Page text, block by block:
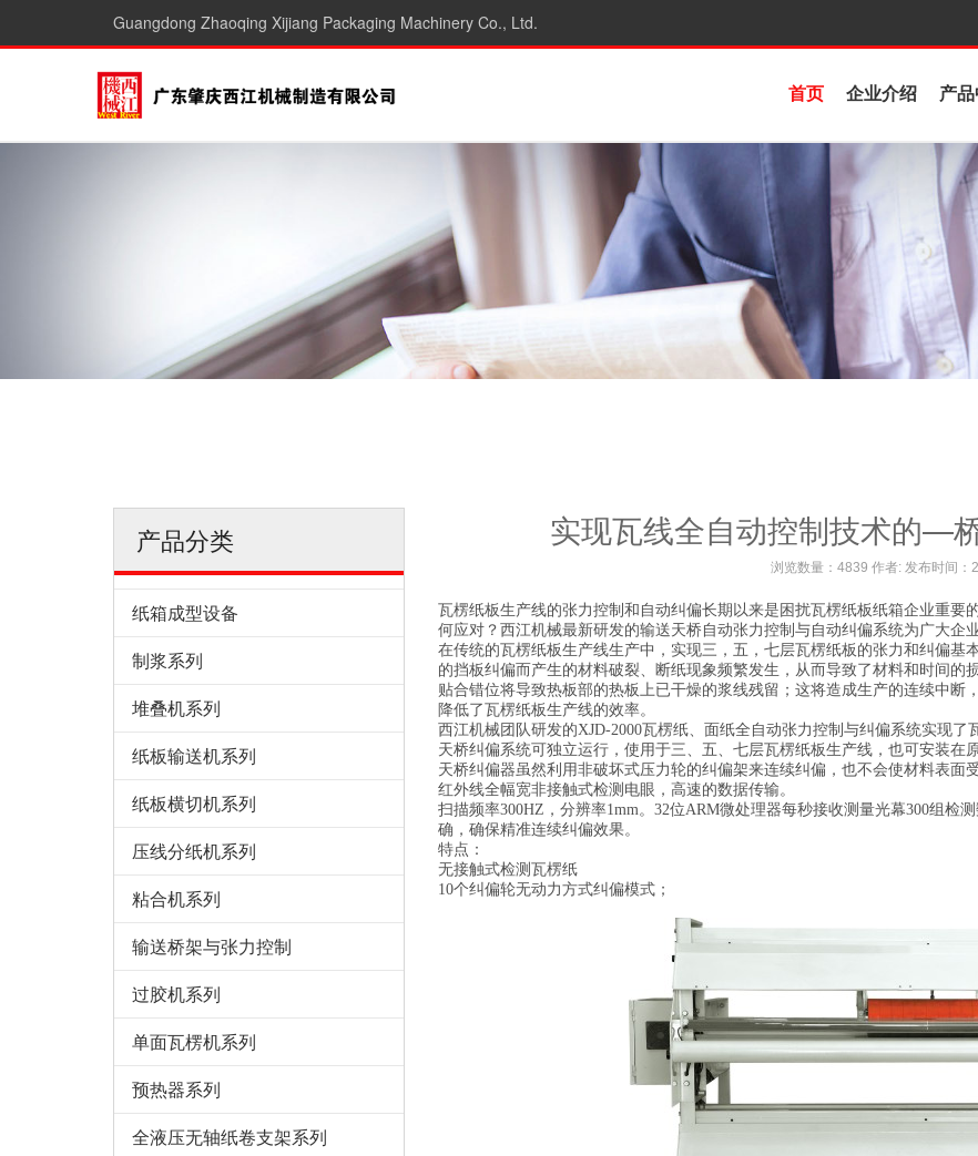
Guangdong Zhaoqing Xijiang Packaging Machinery Co., Ltd.
首页 企业介绍 产
产品分类
纸箱成型设备
制浆系列
堆叠机系列
纸板输送机系列
纸板横切机系列
压线分纸机系列
粘合机系列
输送桥架与张力控制
过胶机系列
单面瓦楞机系列
预热器系列
全液压无轴纸卷支架系列
实现瓦线全自动控制技术的—
浏览数量：4839 作者: 发布时间：
瓦楞纸板生产线的张力控制和自动纠偏长期以来是困扰瓦楞纸板纸箱企业重要
何应对？西江机械最新研发的输送天桥自动张力控制与自动纠偏系统为广大企
在传统的瓦楞纸板生产线生产中，实现三，五，七层瓦楞纸板的张力和纠偏基
的挡板纠偏而产生的材料破裂、断纸现象频繁发生，从而导致了材料和时间的
贴合错位将导致热板部的热板上已干燥的浆线残留；这将造成生产的连续中断
降低了瓦楞纸板生产线的效率。
西江机械团队研发的XJD-2000瓦楞纸、面纸全自动张力控制与纠偏系统实现了
天桥纠偏系统可独立运行，使用于三、五、七层瓦楞纸板生产线，也可安装在
天桥纠偏器虽然利用非破坏式压力轮的纠偏架来连续纠偏，也不会使材料表面受
红外线全幅宽非接触式检测电眼，高速的数据传输。
扫描频率300HZ，分辨率1mm。32位ARM微处理器每秒接收测量光幕300组检
确，确保精准连续纠偏效果。
特点：
无接触式检测瓦楞纸
10个纠偏轮无动力方式纠偏模式；